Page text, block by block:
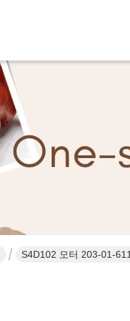
S4D102 모터 203-01-